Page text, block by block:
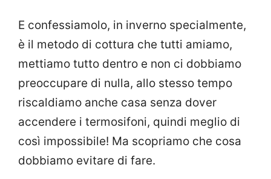
E confessiamolo, in inverno specialmente,
è il metodo di cottura che tutti amiamo,
mettiamo tutto dentro e non ci dobbiamo
preoccupare di nulla, allo stesso tempo
riscaldiamo anche casa senza dover
accendere i termosifoni, quindi meglio di
così impossibile! Ma scopriamo che cosa
dobbiamo evitare di fare.